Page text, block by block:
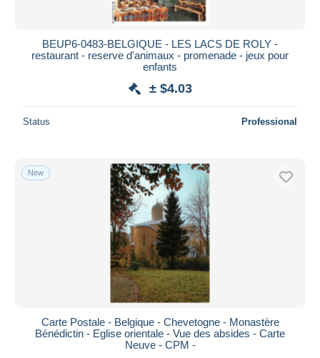
BEUP6-0483-BELGIQUE - LES LACS DE ROLY -
restaurant - reserve d'animaux - promenade - jeux pour
enfants
± $4.03
Status Professional
New
Carte Postale - Belgique - Chevetogne - Monastère
Bénédictin - Eglise orientale - Vue des absides - Carte
Neuve - CPM -